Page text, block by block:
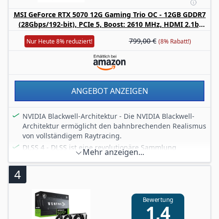
anspruchvolles Gaming wird.
Empfohlen wird ein Netzteil mit min. 600W und die
aktuellsten Treiber zu installieren.
MSI GeForce RTX 5070 12G Gaming Trio OC - 12GB GDDR7
(28Gbps/192-bit), PCIe 5, Boost: 2610 MHz, HDMI 2.1b,
DisplayPort 2.1b
Nur Heute 8% reduziert! 799,00 € (8% Rabatt!)
ANGEBOT ANZEIGEN
NVIDIA Blackwell-Architektur - Die NVIDIA Blackwell-
Architektur ermöglicht den bahnbrechenden Realismus
von vollständigem Raytracing.
DLSS 4 - DLSS ist eine revolutionäre Sammlung
neuronaler Rendering-Technologien, die AI nutzt, um
die FPS zu erhöhen, die Latenz zu reduzieren und die
Grafikspeicher, die höhere Geschwindigkeiten und
verbesserte Energieeffizienz bietet.
Mehr anzeigen...
4
Bewertung
1,4